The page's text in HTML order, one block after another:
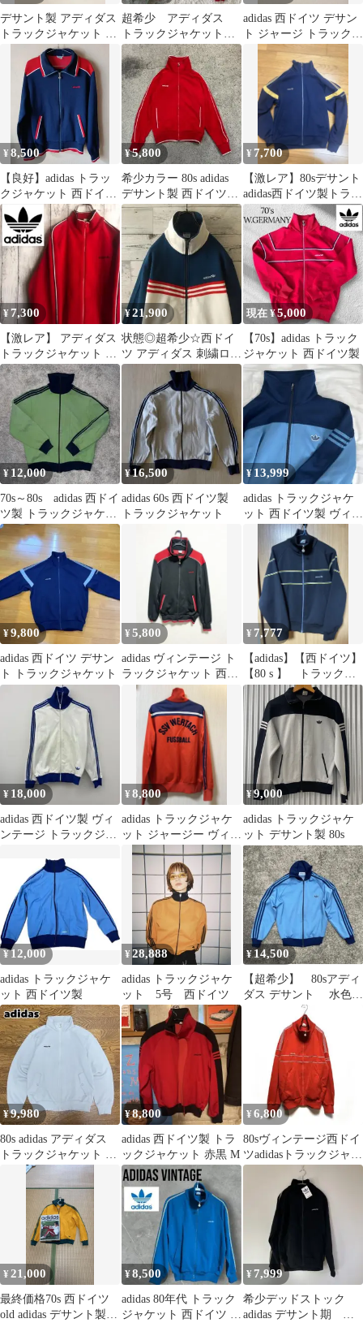
デサント製 アディダス
トラックジャケット 西
ドイツタグ
超希少 アディダス
トラックジャケット
西ドイツ製 ヴィンテ
ージ 70S～80S
adidas 西ドイツ デサン
ト ジャージ トラックジ
ャケット M ヴィンテー
¥8,500
【良好】adidas トラッ
クジャケット 西ドイツ
製 70s ヴィンテージ
¥5,800
希少カラー 80s adidas
デサント製 西ドイツ製
トラックジャケット
¥ 7,700
【激レア】80sデサント
adidas西ドイツ製トラッ
クジャケットジャージ
メンズＳ
¥7,300
【激レア】 アディダス
トラックジャケット 西
ドイツ デサント ビンテ
ージ 赤
¥21,900
状態◎超希少☆西ドイ
ツ アディダス 刺繍ロゴ
トラックジャケット デ
サント M
現在 ¥5,000
【70s】adidas トラック
ジャケット 西ドイツ製
¥ 12,000
70s～80s adidas 西ドイ
ツ製 トラックジャケッ
ト
¥16,500
adidas 60s 西ドイツ製
トラックジャケット
¥ 13,999
adidas トラックジャケ
ット 西ドイツ製 ヴィン
テージ
¥9,800
adidas 西ドイツ デサン
ト トラックジャケット
¥5,800
adidas ヴィンテージ ト
ラックジャケット 西ド
イツ製 80s 70s
¥ 7,777
【adidas】【西ドイツ】
【80 s 】 トラックジ
ャケット Mサイズ
¥ 18,000
adidas 西ドイツ製 ヴィ
ンテージ トラックジャ
¥8,800
adidas トラックジャケ
ット ジャージー ヴィン
テージ 希少 西ドイ
ツ製
¥9,000
adidas トラックジャケ
ット デサント製 80s
¥12,000
adidas トラックジャケ
ット 西ドイツ製
¥28,888
adidas トラックジャケ
ット 5号 西ドイツ
¥14,500
【超希少】 80sアディ
ダス デサント 水色
ネイビー 刺繍ロゴ 2
¥9,980
80s adidas アディダス
トラックジャケット デ
サント製 西ドイツ L
¥8,800
adidas 西ドイツ製 トラ
ックジャケット 赤黒 M
¥ 6,800
80sヴィンテージ西ドイ
ツadidasトラックジャケ
ットジャージ古着デサ
¥ 21,000
最終価格70s 西ドイツ
old adidas デサント製
¥8,500
adidas 80年代 トラック
ジャケット 西ドイツ デ
¥ 7,999
希少デッドストック
adidas デサント期 西